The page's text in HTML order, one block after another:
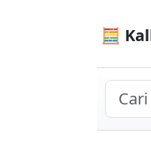
🧮